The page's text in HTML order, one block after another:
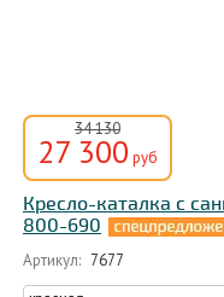
34 130
27 300 руб
Кресло-каталка с
800-690
Артикул: 7677